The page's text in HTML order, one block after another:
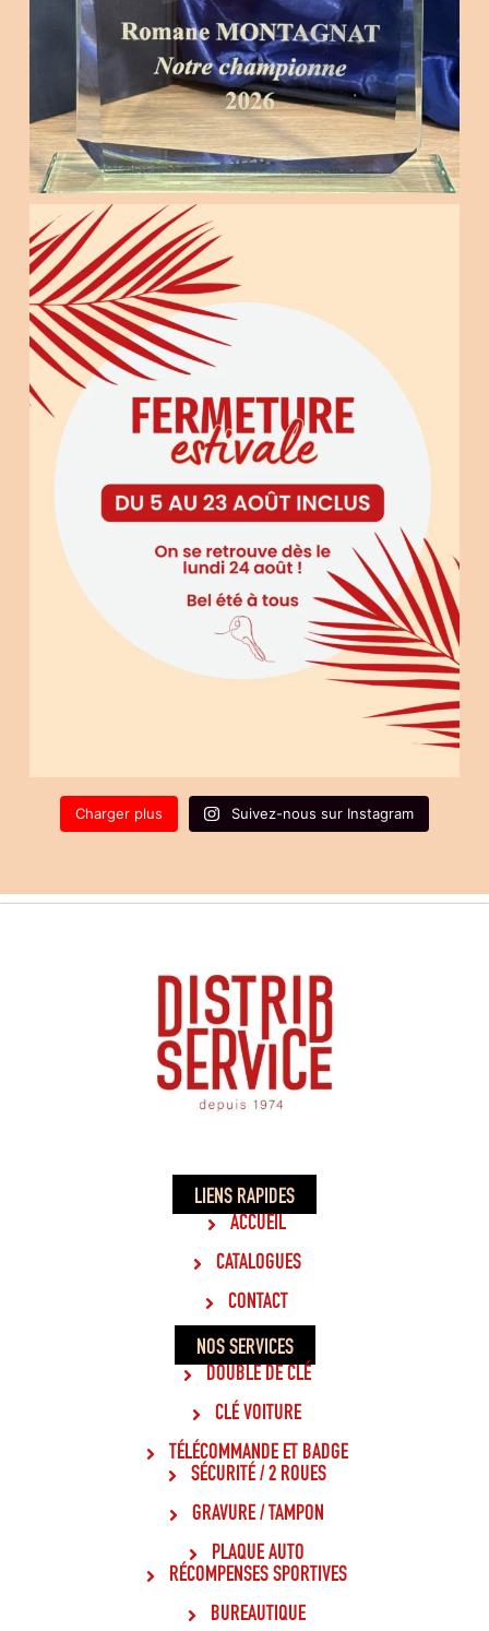
Charger plus Suivez-nous sur Instagram
LIENS RAPIDES
ACCUEIL
CATALOGUES
CONTACT
NOS SERVICES
DOUBLE DE CLÉ
CLÉ VOITURE
TÉLÉCOMMANDE ET BADGE
SÉCURITÉ / 2 ROUES
GRAVURE / TAMPON
PLAQUE AUTO
RÉCOMPENSES SPORTIVES
BUREAUTIQUE